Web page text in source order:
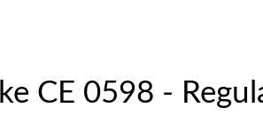
CE 0598 -